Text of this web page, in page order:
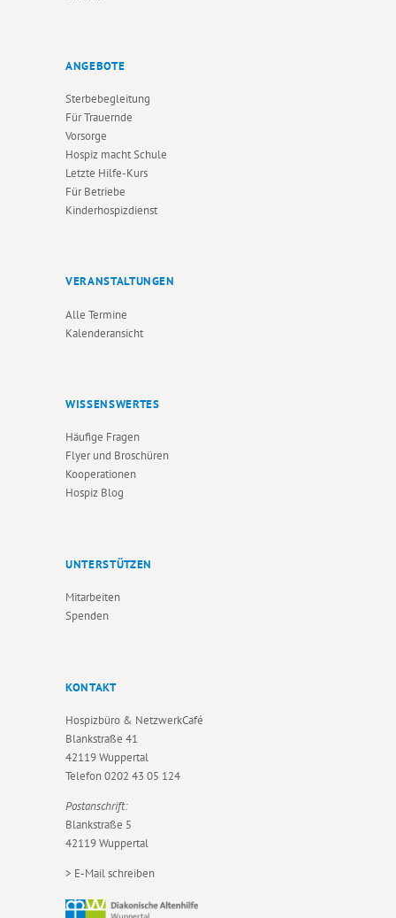
ANGEBOTE
Sterbebegleitung
Für Trauernde
Vorsorge
Hospiz macht Schule
Letzte Hilfe-Kurs
Für Betriebe
Kinderhospizdienst
VERANSTALTUNGEN
Alle Termine
Kalenderansicht
WISSENSWERTES
Häufige Fragen
Flyer und Broschüren
Kooperationen
Hospiz Blog
UNTERSTÜTZEN
Mitarbeiten
Spenden
KONTAKT
Hospizbüro & NetzwerkCafé
Blankstraße 41
42119 Wuppertal
Telefon0202 43 05 124
Postanschrift:
Blankstraße 5
42119 Wuppertal
> E-Mail schreiben